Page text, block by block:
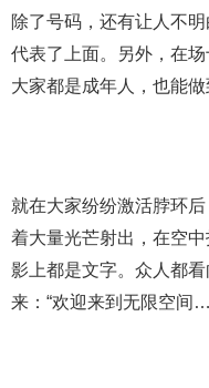
除了号码，还有让人不
代表了上面。另外，在
大家都是成年人，也能做
就在大家纷纷激活脖环
着大量光芒射出，在空
影上都是文字。众人都
来：“欢迎来到无限空间